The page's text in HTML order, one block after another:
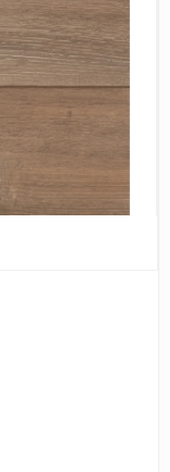
Серый
Бежевый
Дуб светлый
Коричневый
Страна